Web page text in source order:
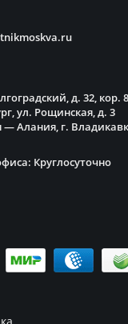
д. 32, кор.
ул. Рощинская, д. 3
— Алания, г.
Круглосуточно